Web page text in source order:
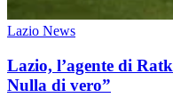
Lazio News
Lazio, l’agente di
Nulla di vero”